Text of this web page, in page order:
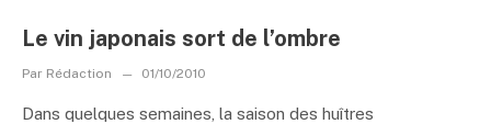
Le vin japonais sort de l’ombre
Par Rédaction 01/10/2010
Dans quelques semaines, la saison des huîtres